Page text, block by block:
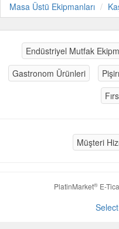
Masa Üstü Ekipmanları
Endüstriyel Mutfak
Gastronom Ürünleri
Müşteri
PlatinMarket®E-